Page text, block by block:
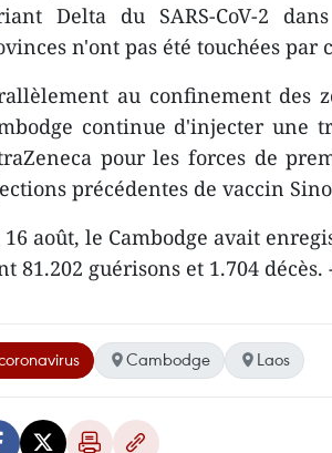
Delta du SARS-CoV-2
n'ont pas été touchées par
au confinement des
continue d'injecter une
pour les forces de
précédentes de vaccin
août, le Cambodge avait
81.202 guérisons et 1.704 décès.
Cambodge Laos